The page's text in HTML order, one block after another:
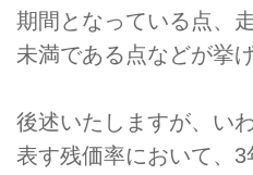
期間となっている点、
未満である点などが挙
後述いたしますが、い
表す残価率において、